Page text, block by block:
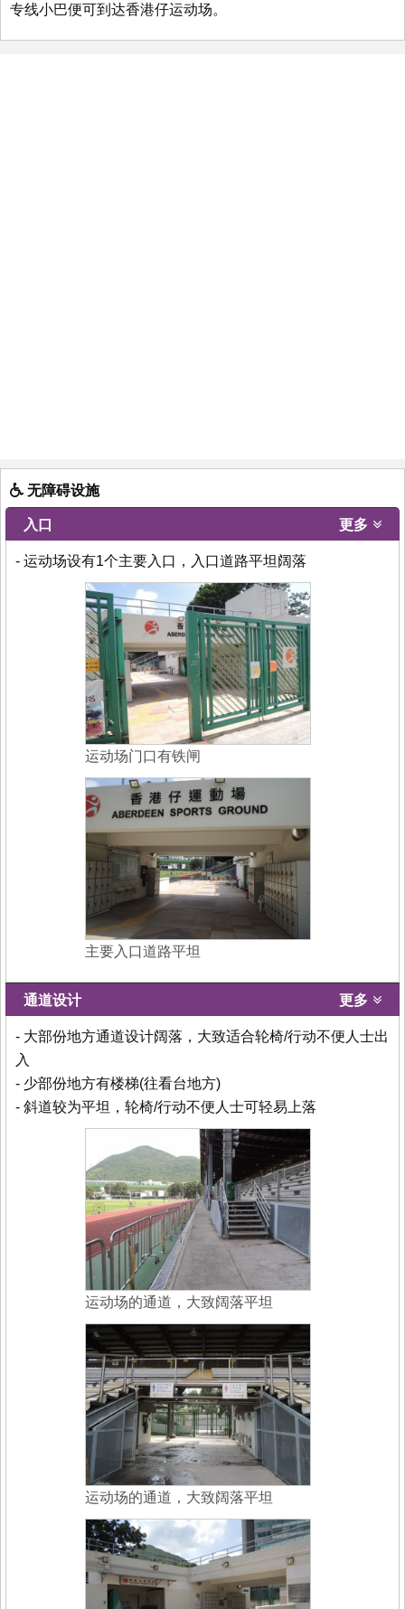
专线小巴便可到达香港仔运动场。
无障碍设施
入口 更多
- 运动场设有1个主要入口，入口道路平坦阔落
运动场门口有铁闸
主要入口道路平坦
通道设计 更多
- 大部份地方通道设计阔落，大致适合轮椅/行动不便人士出
入
- 少部份地方有楼梯(往看台地方)
- 斜道较为平坦，轮椅/行动不便人士可轻易上落
运动场的通道，大致阔落平坦
运动场的通道，大致阔落平坦